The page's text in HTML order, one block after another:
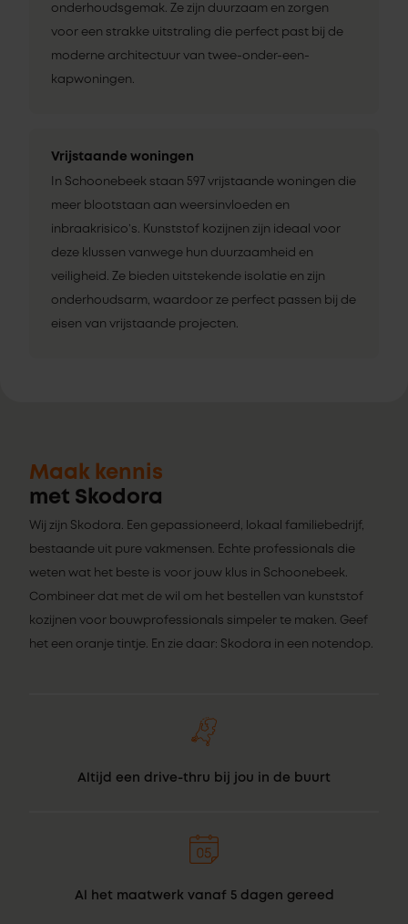
onderhoudsgemak. Ze zijn duurzaam en zorgen
voor een strakke uitstraling die perfect past bij de
moderne architectuur van twee-onder-een-
kapwoningen.
Vrijstaande woningen
In Schoonebeek staan 597 vrijstaande woningen die
meer blootstaan aan weersinvloeden en
inbraakrisico’s. Kunststof kozijnen zijn ideaal voor
deze klussen vanwege hun duurzaamheid en
veiligheid. Ze bieden uitstekende isolatie en zijn
onderhoudsarm, waardoor ze perfect passen bij de
eisen van vrijstaande projecten.
Maak kennis
met Skodora
Wij zijn Skodora. Een gepassioneerd, lokaal familiebedrijf,
bestaande uit pure vakmensen. Echte professionals die
weten wat het beste is voor jouw klus in Schoonebeek.
Combineer dat met de wil om het bestellen van kunststof
kozijnen voor bouwprofessionals simpeler te maken. Geef
het een oranje tintje. En zie daar: Skodora in een notendop.
Altijd een drive-thru bij jou in de buurt
Al het maatwerk vanaf 5 dagen gereed